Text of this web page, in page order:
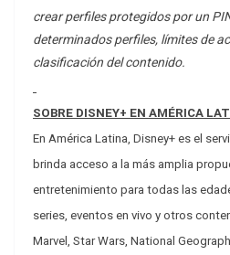
crear perfiles protegidos por un
determinados perfiles, límites de
clasificación del contenido.
SOBRE DISNEY+ EN AMÉRICA
En América Latina, Disney+ es el
brinda acceso a la más amplia
entretenimiento para todas las
series, eventos en vivo y otros
Marvel, Star Wars, National